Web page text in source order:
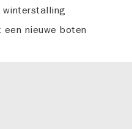
winterstalling
een nieuwe boten